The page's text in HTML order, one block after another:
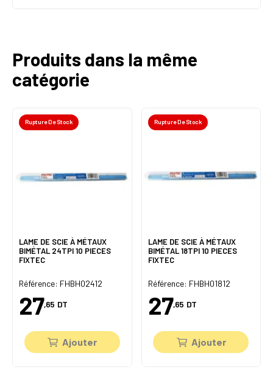
Produits dans la même
catégorie
Rupture De Stock
LAME DE SCIE À MÉTAUX
BIMÉTAL 24TPI 10 PIECES
FIXTEC
Référence: FHBH02412
27,65 DT
Ajouter
Rupture De Stock
LAME DE SCIE À MÉTAUX
BIMÉTAL 18TPI 10 PIECES
FIXTEC
Référence: FHBH01812
27,65 DT
Ajouter